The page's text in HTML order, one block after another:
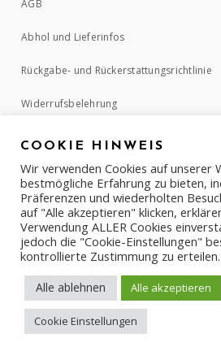
AGB
Abhol und Lieferinfos
Rückgabe- und Rückerstattungsrichtlinie
Widerrufsbelehrung
ZAHLUNGSMETHODEN
COOKIE HINWEIS
Wir verwenden Cookies auf unserer
bestmögliche Erfahrung zu bieten,
Präferenzen und wiederholten
auf "Alle akzeptieren" klicken,
Verwendung ALLER Cookies
jedoch die "Cookie-Einstellungen"
kontrollierte Zustimmung zu erteilen.
Alle ablehnen Alle akzeptieren
Cookie Einstellungen